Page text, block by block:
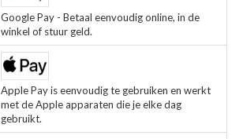
Google Pay - Betaal eenvoudig online, in de
winkel of stuur geld.
Apple Pay is eenvoudig te gebruiken en werkt
met de Apple apparaten die je elke dag
gebruikt.